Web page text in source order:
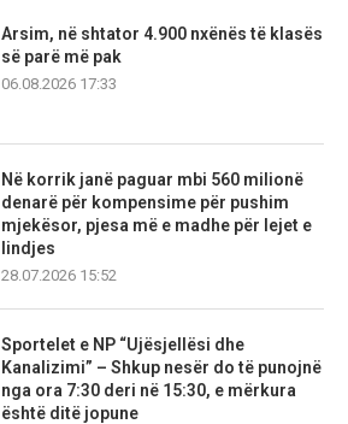
Arsim, në shtator 4.900 nxënës të klasës
së parë më pak
06.08.2026 17:33
Në korrik janë paguar mbi 560 milionë
denarë për kompensime për pushim
mjekësor, pjesa më e madhe për lejet e
lindjes
28.07.2026 15:52
Sportelet e NP “Ujësjellësi dhe
Kanalizimi” – Shkup nesër do të punojnë
nga ora 7:30 deri në 15:30, e mërkura
është ditë jopune